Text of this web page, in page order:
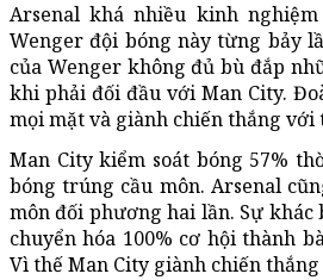
Arsenal khá nhiều kinh
Wenger đội bóng này từng bảy
của Wenger không đủ bù đắp
khi phải đối đầu với Man City.
mọi mặt và giành chiến thắng với
Man City kiểm soát bóng 57%
bóng trúng cầu môn. Arsenal
môn đối phương hai lần. Sự
chuyển hóa 100% cơ hội thành
Vì thế Man City giành chiến